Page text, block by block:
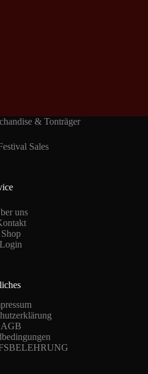
& Tonträger
Sales
uns
Shop
Login
AGB